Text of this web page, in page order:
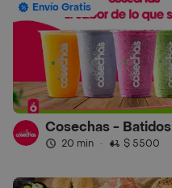
Envío Gratis
Cosechas - Batidos
20 min · $ 5500